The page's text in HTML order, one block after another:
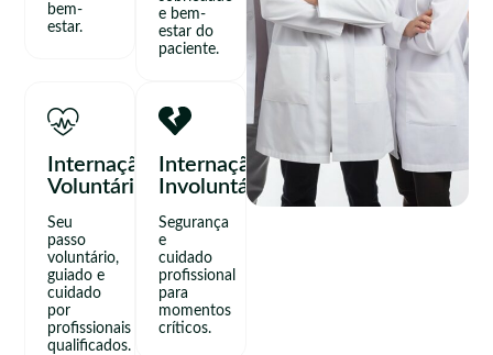
bem-
estar.
e bem-
estar do
paciente.
Internação
Voluntária
Seu
passo
voluntário,
guiado e
cuidado
por
profissionais
qualificados.
Internação
Involuntária
Segurança
e
cuidado
profissional
para
momentos
críticos.